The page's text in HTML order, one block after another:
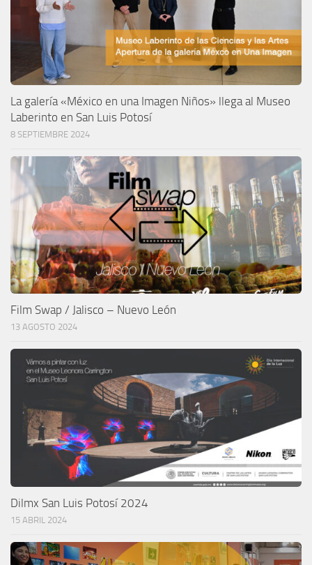
La galería «México en una Imagen Niños» llega al Museo
Laberinto en San Luis Potosí
8 SEPTIEMBRE 2024
Film Swap / Jalisco – Nuevo León
13 AGOSTO 2024
Dilmx San Luis Potosí 2024
15 ABRIL 2024